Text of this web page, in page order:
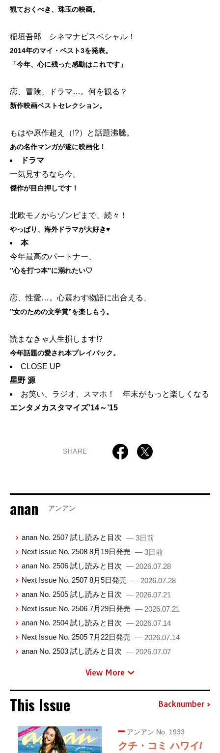
観ておくべき、珠玉の映画。
稲垣吾郎 シネマナビスペシャル！
2014年のマイ・ベスト3を発表。
「今年、心に残った感動はこれです」
恋、冒険、ドラマ…。何を観る？
新作映画ベストセレクション。
もはや原作超え（!?）と話題沸騰。
あの名作マンガが遂に映画化！
ドラマ
一気見するなら今。
傑作が目白押しです！
北欧モノからゾンビまで、続々！
やっぱり、海外ドラマが大好き♥
本
今年最高のパートナー、
”心を打つ本”に溺れたい♡
恋、性愛…。心震わす物語に出合える、
”女のための文学賞”を楽しもう。
読まなきゃ人生損します!?
今年話題の愛され本プレイバック。
CLOSE UP
星野 源
お笑い、ラジオ、スマホ！ 年末がもっと楽しくなる
エンタメカスタマイズ’14～’15
SHARE
anan アンアン
anan No. 2507 試し読みと目次 — 3日前
Next Issue No. 2508 8月19日発売 — 3日前
anan No. 2506 試し読みと目次 — 2026.07.28
Next Issue No. 2507 8月5日発売 — 2026.07.28
anan No. 2505 試し読みと目次 — 2026.07.21
Next Issue No. 2506 7月29日発売 — 2026.07.21
anan No. 2504 試し読みと目次 — 2026.07.14
Next Issue No. 2505 7月22日発売 — 2026.07.14
anan No. 2503 試し読みと目次 — 2026.07.07
View More
This Issue Backnumber
アンアン No. 1933
クチ・コミ ハワイ/